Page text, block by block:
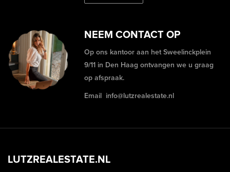
NEEM CONTACT OP
Op ons kantoor aan het Sweelinckplein
9/11 in Den Haag ontvangen we u graag
op afspraak.
Email info@lutzrealestate.nl
LUTZREALESTATE.NL